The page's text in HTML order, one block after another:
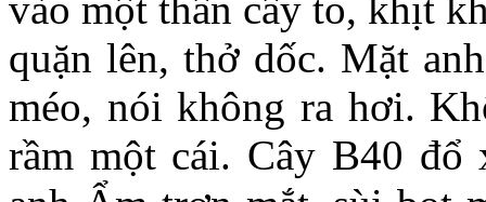
quặn lên, thở dốc. Mặt
méo, nói không ra hơi.
rầm một cái. Cây B40